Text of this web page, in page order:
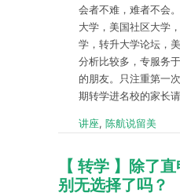
会者不难，难者不会
大学，美国社区大学
学，转升大学论坛，
分析比较多，专服务
的朋友。只注重第一
期转学进名校的家长请
讲座, 陈航说留美
【 转学 】除了
别无选择了吗？